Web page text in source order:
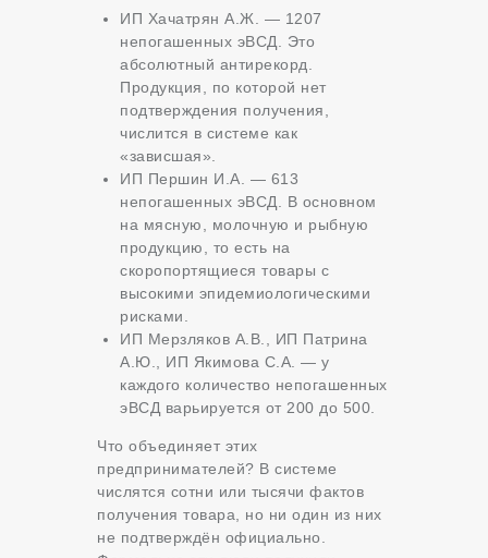
ИП Хачатрян А.Ж. — 1207
непогашенных эВСД. Это
абсолютный антирекорд.
Продукция, по которой нет
подтверждения получения,
числится в системе как
«зависшая».
ИП Першин И.А. — 613
непогашенных эВСД. В основном
на мясную, молочную и рыбную
продукцию, то есть на
скоропортящиеся товары с
высокими эпидемиологическими
рисками.
ИП Мерзляков А.В., ИП Патрина
А.Ю., ИП Якимова С.А. — у
каждого количество непогашенных
эВСД варьируется от 200 до 500.
Что объединяет этих
предпринимателей? В системе
числятся сотни или тысячи фактов
получения товара, но ни один из них
не подтверждён официально.